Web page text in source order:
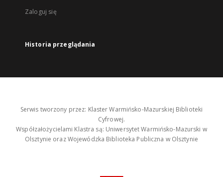
Zaloguj się
Historia przeglądania
Serwis tworzony przez: Klaster Warmińsko-Mazurskiej Biblioteki
Cyfrowej.
Współzałożycielami Klastra są: Uniwersytet Warmińsko-Mazurski w
Olsztynie oraz Wojewódzka Biblioteka Publiczna w Olsztynie